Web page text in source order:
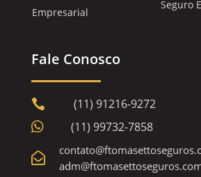
Empresarial
Seguro
Fale Conosco
 (11) 91216-9272
 (11) 99732-7858
